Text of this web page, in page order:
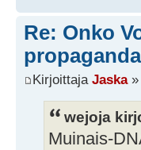
Re: Onko
Kirjoittaja Jaska»
wejoja
Muinais-